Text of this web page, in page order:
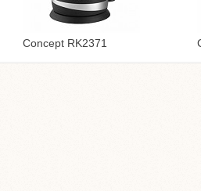
Concept RK2371